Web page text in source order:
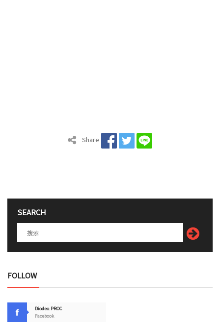
Share
SEARCH
FOLLOW
Diodeo.PROC
Facebook